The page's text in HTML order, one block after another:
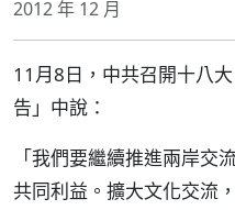
2012 年 12 月
11月8日，中共召開十八
告」中說：
「我們要繼續推進兩岸交
共同利益。擴大文化交流